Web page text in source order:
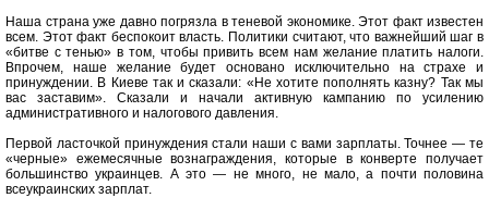
Наша страна уже давно погрязла в теневой экономике. Этот факт известен
всем. Этот факт беспокоит власть. Политики считают, что важнейший шаг в
«битве с тенью» в том, чтобы привить всем нам желание платить налоги.
Впрочем, наше желание будет основано исключительно на страхе и
принуждении. В Киеве так и сказали: «Не хотите пополнять казну? Так мы
вас заставим». Сказали и начали активную кампанию по усилению
административного и налогового давления.
Первой ласточкой принуждения стали наши с вами зарплаты. Точнее — те
«черные» ежемесячные вознаграждения, которые в конверте получает
большинство украинцев. А это — не много, не мало, а почти половина
всеукраинских зарплат.